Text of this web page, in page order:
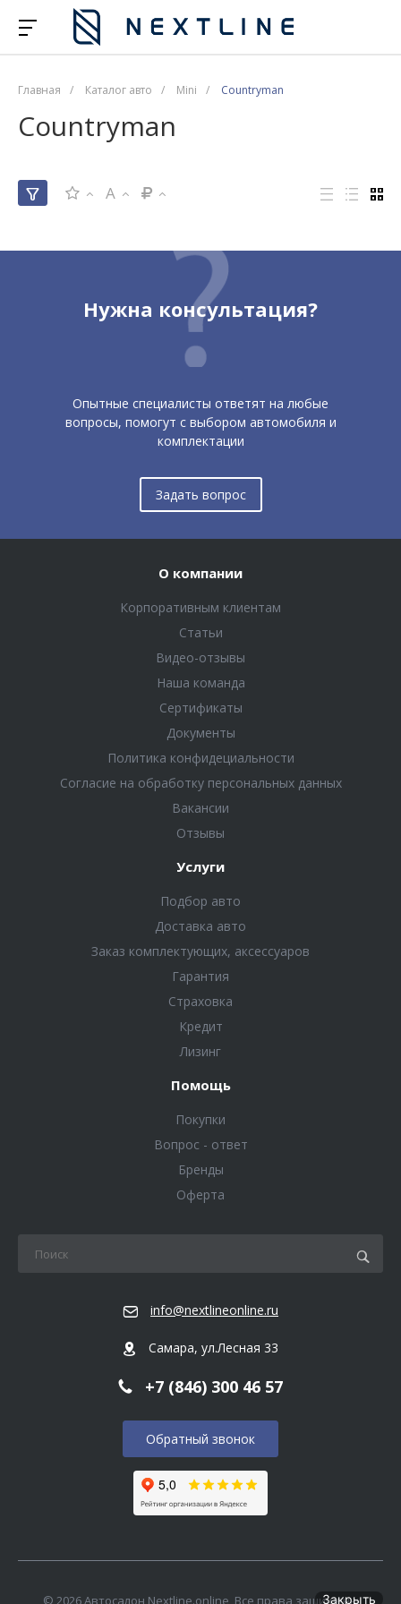
Главная / Каталог авто / Mini / Countryman
Countryman
A
Нужна консультация?
Опытные специалисты ответят на любые
вопросы, помогут с выбором автомобиля и
комплектации
Задать вопрос
О компании
Корпоративным клиентам
Статьи
Видео-отзывы
Наша команда
Сертификаты
Документы
Политика конфидециальности
Согласие на обработку персональных данных
Вакансии
Отзывы
Услуги
Подбор авто
Доставка авто
Заказ комплектующих, аксессуаров
Гарантия
Страховка
Кредит
Лизинг
Помощь
Покупки
Вопрос - ответ
Бренды
Оферта
info@nextlineonline.ru
Самара, ул.Лесная 33
+7 (846) 300 46 57
Обратный звонок
© 2026 Автосалон Nextline.online, Все права защищены
Закрыть